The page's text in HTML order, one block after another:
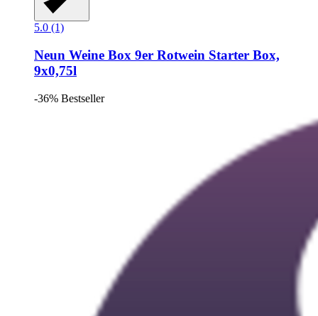
5.0 (1)
Neun Weine Box 9er Rotwein Starter Box,
9x0,75l
-36% Bestseller